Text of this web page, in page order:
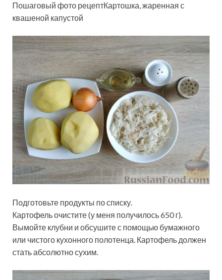
Пошаговый фото рецептКартошка, жаренная с
квашеной капустой
Подготовьте продукты по списку.
Картофель очистите (у меня получилось 650 г).
Вымойте клубни и обсушите с помощью бумажного
или чистого кухонного полотенца. Картофель должен
стать абсолютно сухим.